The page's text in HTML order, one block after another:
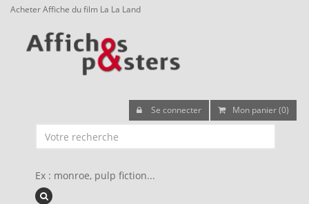
Acheter Affiche du film La La Land
Se connecter Mon panier (0)
Ex : monroe, pulp fiction...